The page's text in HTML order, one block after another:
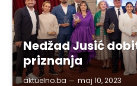
Nedžad Jusić
priznanja
aktuelno.ba maj 10, 2023